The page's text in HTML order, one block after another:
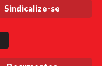
Sindicalize-se